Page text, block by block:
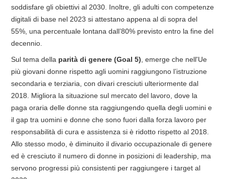
soddisfare gli obiettivi al 2030. Inoltre, gli adulti con competenze
digitali di base nel 2023 si attestano appena al di sopra del
55%, una percentuale lontana dall’80% previsto entro la fine del
decennio.
Sul tema della parità di genere (Goal 5) , emerge che nell'Ue
più giovani donne rispetto agli uomini raggiungono l’istruzione
secondaria e terziaria, con divari cresciuti ulteriormente dal
2018. Migliora la situazione sul mercato del lavoro, dove la
paga oraria delle donne sta raggiungendo quella degli uomini e
il gap tra uomini e donne che sono fuori dalla forza lavoro per
responsabilità di cura e assistenza si è ridotto rispetto al 2018.
Allo stesso modo, è diminuito il divario occupazionale di genere
ed è cresciuto il numero di donne in posizioni di leadership, ma
servono progressi più consistenti per raggiungere i target al